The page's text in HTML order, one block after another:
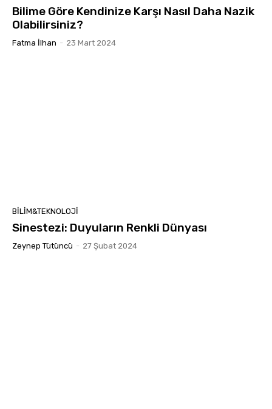
Bilime Göre Kendinize Karşı Nasıl Daha Nazik
Olabilirsiniz?
Fatma İlhan - 23 Mart 2024
BILIM&TEKNOLOJI
Sinestezi: Duyuların Renkli Dünyası
Zeynep Tütüncü - 27 Şubat 2024